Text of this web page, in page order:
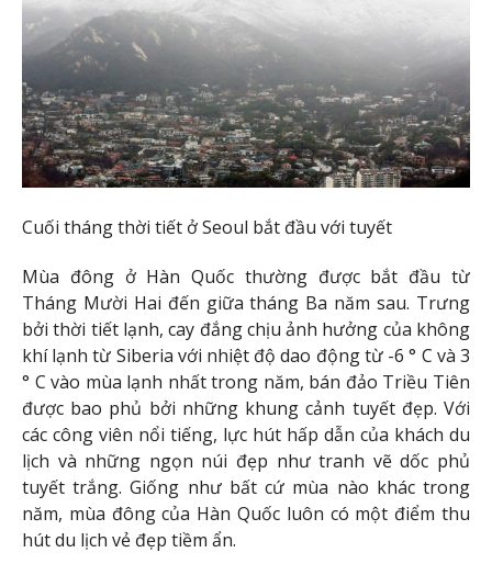
Cuối tháng thời tiết ở Seoul bắt đầu với tuyết
Mùa đông ở Hàn Quốc thường được bắt đầu từ
Tháng Mười Hai đến giữa tháng Ba năm sau. Trưng
bởi thời tiết lạnh, cay đắng chịu ảnh hưởng của không
khí lạnh từ Siberia với nhiệt độ dao động từ -6 ° C và 3
° C vào mùa lạnh nhất trong năm, bán đảo Triều Tiên
được bao phủ bởi những khung cảnh tuyết đẹp. Với
các công viên nổi tiếng, lực hút hấp dẫn của khách du
lịch và những ngọn núi đẹp như tranh vẽ dốc phủ
tuyết trắng. Giống như bất cứ mùa nào khác trong
năm, mùa đông của Hàn Quốc luôn có một điểm thu
hút du lịch vẻ đẹp tiềm ẩn.